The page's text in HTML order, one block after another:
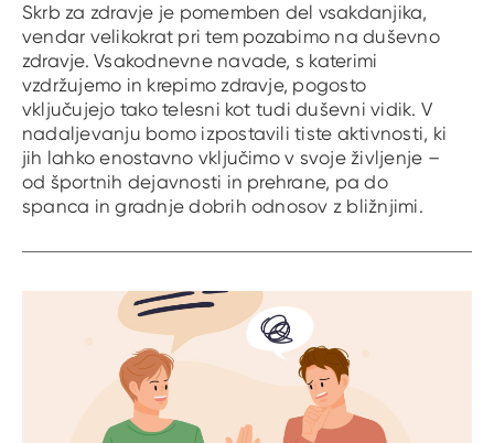
Skrb za zdravje je pomemben del vsakdanjika,
vendar velikokrat pri tem pozabimo na duševno
zdravje. Vsakodnevne navade, s katerimi
vzdržujemo in krepimo zdravje, pogosto
vključujejo tako telesni kot tudi duševni vidik. V
nadaljevanju bomo izpostavili tiste aktivnosti, ki
jih lahko enostavno vključimo v svoje življenje –
od športnih dejavnosti in prehrane, pa do
spanca in gradnje dobrih odnosov z bližnjimi.